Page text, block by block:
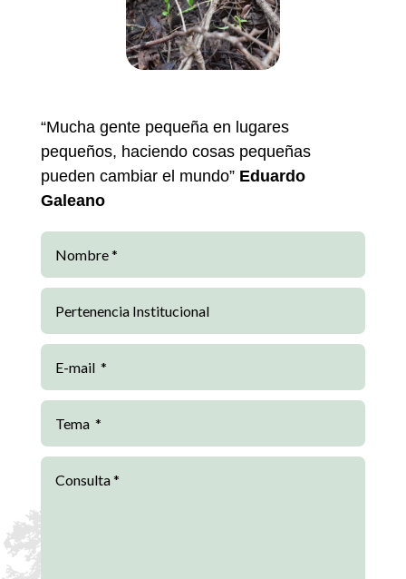
“Mucha gente pequeña en lugares
pequeños, haciendo cosas pequeñas
pueden cambiar el mundo” Eduardo
Galeano